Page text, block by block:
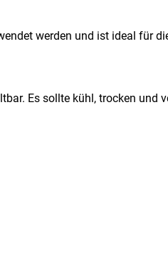
werden und ist ideal für
Es sollte kühl, trocken und